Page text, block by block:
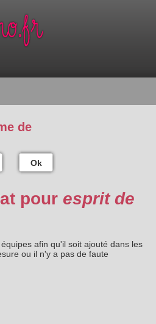
de
Ok
pour esprit de
afin qu'il soit ajouté dans les
ou il n'y a pas de faute